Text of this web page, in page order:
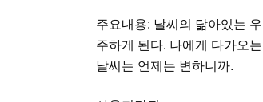
주요내용: 날씨의 닮아있는
주하게 된다. 나에게 다가오
날씨는 언제는 변하니까.